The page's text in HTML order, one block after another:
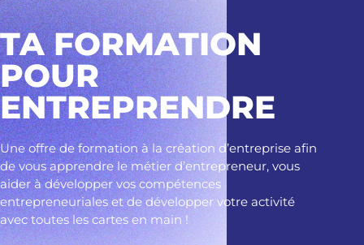
TA FORMATION
POUR
ENTREPRENDRE
Une offre de formation à la création d’entreprise afin
de vous apprendre le métier d’entrepreneur, vous
aider à développer vos compétences
entrepreneuriales et de développer votre activité
avec toutes les cartes en main !